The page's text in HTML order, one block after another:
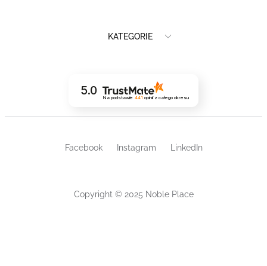
KATEGORIE
5.0
Na podstawie 441 opinii z całego okresu
Copyright © 2025 Noble Place
Facebook Instagram LinkedIn